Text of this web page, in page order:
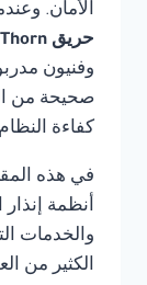
الأمان.
حريق Thorn في القاهرة
وفنيون
صحيحة من
كفاءة
في هذه
أنظمة إنذار
والخدمات
الكثير من